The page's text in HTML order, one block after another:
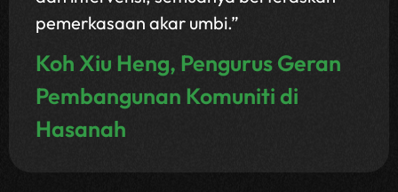
pemerkasaan akar umbi.”
Koh Xiu Heng, Pengurus Geran
Pembangunan Komuniti di
Hasanah